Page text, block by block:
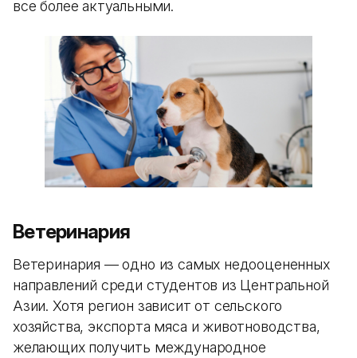
все более актуальными.
Ветеринария
Ветеринария — одно из самых недооцененных
направлений среди студентов из Центральной
Азии. Хотя регион зависит от сельского
хозяйства, экспорта мяса и животноводства,
желающих получить международное